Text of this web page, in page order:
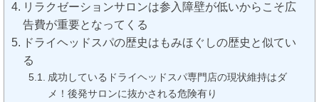
リラクゼーションサロンは参入障壁が低いからこそ広
告費が重要となってくる
ドライヘッドスパの歴史はもみほぐしの歴史と似てい
る
成功しているドライヘッドスパ専門店の現状維持はダ
メ！後発サロンに抜かされる危険有り